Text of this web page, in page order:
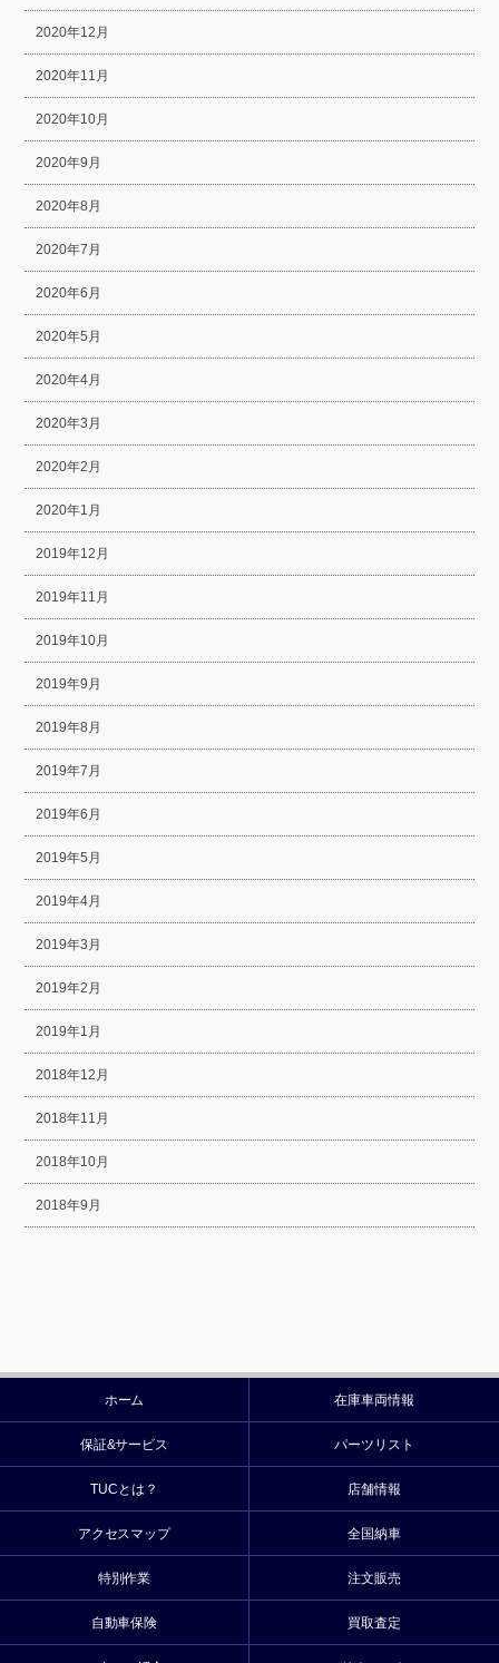
2020年12月
2020年11月
2020年10月
2020年9月
2020年8月
2020年7月
2020年6月
2020年5月
2020年4月
2020年3月
2020年2月
2020年1月
2019年12月
2019年11月
2019年10月
2019年9月
2019年8月
2019年7月
2019年6月
2019年5月
2019年4月
2019年3月
2019年2月
2019年1月
2018年12月
2018年11月
2018年10月
2018年9月
ホーム 在庫車両情報
保証&サービス パーツリスト
TUCとは？ 店舗情報
アクセスマップ 全国納車
特別作業 注文販売
自動車保険 買取査定